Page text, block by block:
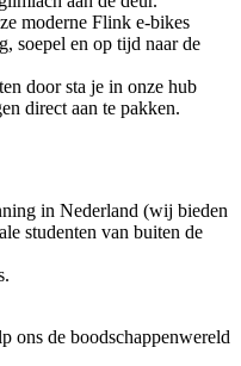
moderne Flink e-bikes
soepel en op tijd naar de
door sta je in onze hub
direct aan te pakken.
in Nederland (wij bieden
studenten van buiten de
ons de boodschappenwereld